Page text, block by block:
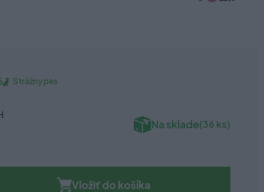
Strážny pes
Na sklade(36 ks)
Vložiť do košíka